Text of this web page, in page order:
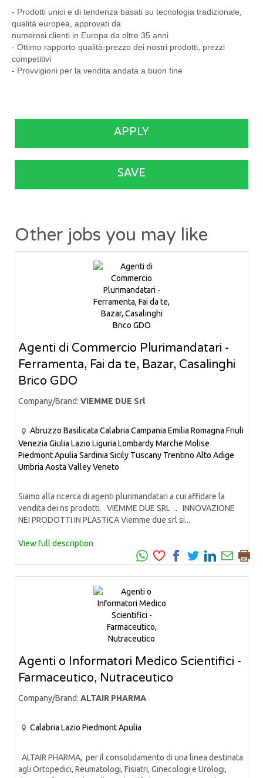
- Prodotti unici e di tendenza basati su tecnologia tradizionale,
qualità europea, approvati da
numerosi clienti in Europa da oltre 35 anni
- Ottimo rapporto qualità-prezzo dei nostri prodotti, prezzi
competitivi
- Provvigioni per la vendita andata a buon fine
APPLY
SAVE
Other jobs you may like
Agenti di Commercio Plurimandatari -
Ferramenta, Fai da te, Bazar, Casalinghi
Brico GDO
Company/Brand: VIEMME DUE Srl
Abruzzo Basilicata Calabria Campania Emilia Romagna Friuli
Venezia Giulia Lazio Liguria LombardyMarche Molise
PiedmontApulia Sardinia Sicily Tuscany Trentino Alto Adige
Umbria Aosta ValleyVeneto
Siamo alla ricerca di agenti plurimandatari a cui affidare la
vendita dei ns prodotti. VIEMME DUE SRL .. INNOVAZIONE
NEI PRODOTTI IN PLASTICA Viemme due srl si...
View full description
Agenti o Informatori Medico Scientifici -
Farmaceutico, Nutraceutico
Company/Brand: ALTAIR PHARMA
Calabria Lazio PiedmontApulia
ALTAIR PHARMA, per il consolidamento di una linea destinata
agli Ortopedici, Reumatologi, Fisiatri, Ginecologi e Urologi,